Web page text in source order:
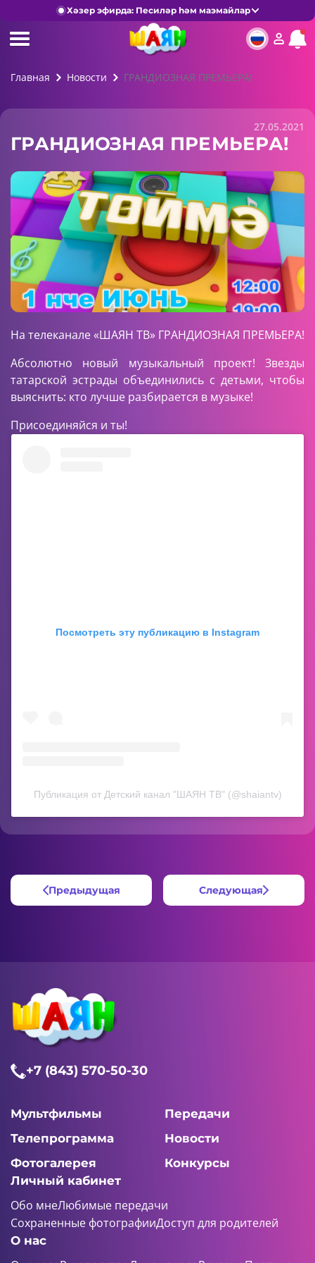
Хәзер эфирда: Песиләр һәм маэмайлар
Главная Новости ГРАНДИОЗНАЯ ПРЕМЬЕРА!
27.05.2021
ГРАНДИОЗНАЯ ПРЕМЬЕРА!
На телеканале «ШАЯН ТВ» ГРАНДИОЗНАЯ ПРЕМЬЕРА!
Абсолютно новый музыкальный проект! Звезды
татарской эстрады объединились с детьми, чтобы
выяснить: кто лучше разбирается в музыке!
Присоединяйся и ты!
Посмотреть эту публикацию в Instagram
Публикация от Детский канал "ШАЯН ТВ" (@shaiantv)
Предыдущая Следующая
+7 (843) 570-50-30
Мультфильмы
Передачи
Телепрограмма
Новости
Фотогалерея
Конкурсы
Личный кабинет
Обо мнеЛюбимые передачи
Сохраненные фотографииДоступ для родителей
О нас